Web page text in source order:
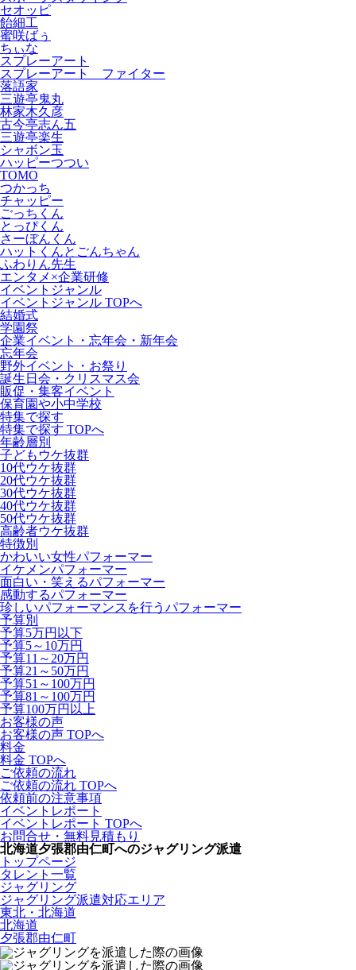
セオッピ
飴細工
蜜咲ばぅ
ちぃな
スプレーアート
スプレーアート ファイター
落語家
三遊亭鬼丸
林家木久彦
古今亭志ん五
三遊亭楽生
シャボン玉
ハッピーつつい
TOMO
つかっち
チャッピー
ごっちくん
とっぴくん
さーぼんくん
ハットくんとごんちゃん
ふわりん先生
エンタメ×企業研修
イベントジャンル
イベントジャンル TOPへ
結婚式
学園祭
企業イベント・忘年会・新年会
忘年会
野外イベント・お祭り
誕生日会・クリスマス会
販促・集客イベント
保育園や小中学校
特集で探す
特集で探す TOPへ
年齢層別
子どもウケ抜群
10代ウケ抜群
20代ウケ抜群
30代ウケ抜群
40代ウケ抜群
50代ウケ抜群
高齢者ウケ抜群
特徴別
かわいい女性パフォーマー
イケメンパフォーマー
面白い・笑えるパフォーマー
感動するパフォーマー
珍しいパフォーマンスを行うパフォーマー
予算別
予算5万円以下
予算5～10万円
予算11～20万円
予算21～50万円
予算51～100万円
予算81～100万円
予算100万円以上
お客様の声
お客様の声 TOPへ
料金
料金 TOPへ
ご依頼の流れ
ご依頼の流れ TOPへ
依頼前の注意事項
イベントレポート
イベントレポート TOPへ
お問合せ・無料見積もり
北海道夕張郡由仁町へのジャグリング派遣
トップページ
タレント一覧
ジャグリング
ジャグリング派遣対応エリア
東北・北海道
北海道
夕張郡由仁町